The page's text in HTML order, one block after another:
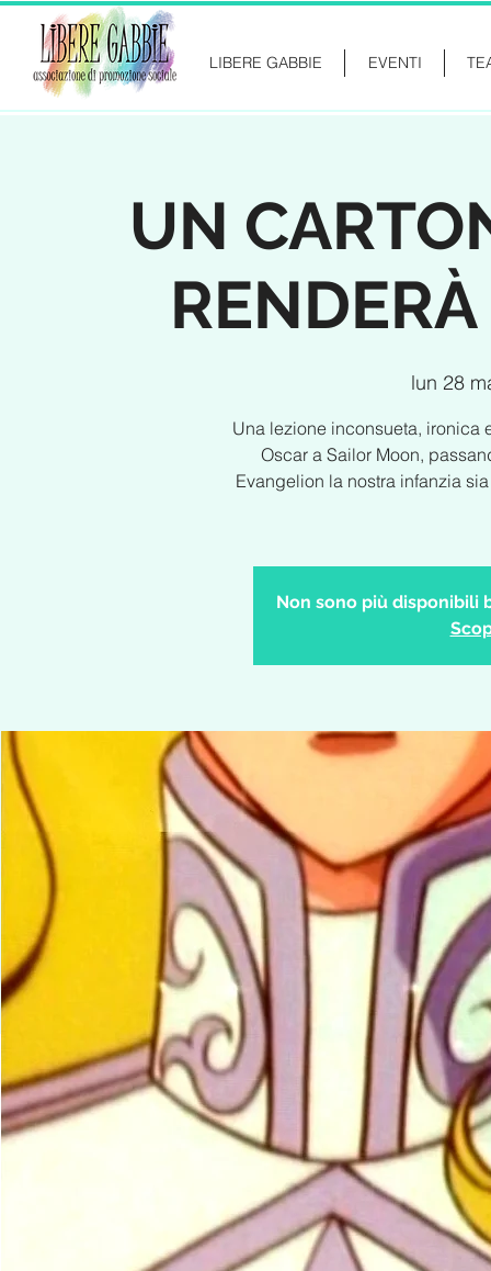
LIBERE GABBIE EVENTI
UN
lun 28
Una lezione inconsueta, ironica
Oscar a Sailor Moon,
Evangelion la nostra infanzia
Non sono più disponibili